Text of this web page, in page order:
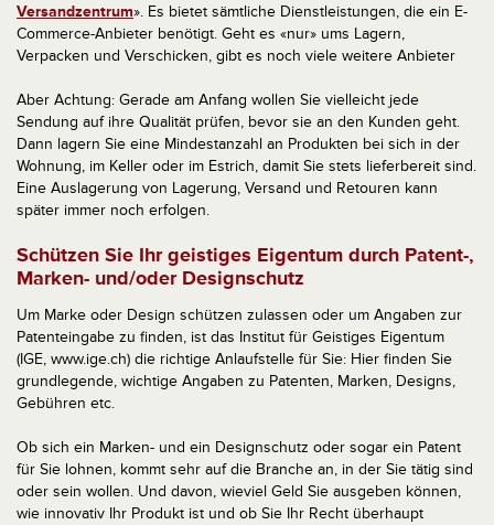
Versandzentrum». Es bietet sämtliche Dienstleistungen, die ein E-
Commerce-Anbieter benötigt. Geht es «nur» ums Lagern,
Verpacken und Verschicken, gibt es noch viele weitere Anbieter
Aber Achtung: Gerade am Anfang wollen Sie vielleicht jede
Sendung auf ihre Qualität prüfen, bevor sie an den Kunden geht.
Dann lagern Sie eine Mindestanzahl an Produkten bei sich in der
Wohnung, im Keller oder im Estrich, damit Sie stets lieferbereit sind.
Eine Auslagerung von Lagerung, Versand und Retouren kann
später immer noch erfolgen.
Schützen Sie Ihr geistiges Eigentum durch Patent-,
Marken- und/oder Designschutz
Um Marke oder Design schützen zulassen oder um Angaben zur
Patenteingabe zu finden, ist das Institut für Geistiges Eigentum
(IGE, www.ige.ch) die richtige Anlaufstelle für Sie: Hier finden Sie
grundlegende, wichtige Angaben zu Patenten, Marken, Designs,
Gebühren etc.
Ob sich ein Marken- und ein Designschutz oder sogar ein Patent
für Sie lohnen, kommt sehr auf die Branche an, in der Sie tätig sind
oder sein wollen. Und davon, wieviel Geld Sie ausgeben können,
wie innovativ Ihr Produkt ist und ob Sie Ihr Recht überhaupt